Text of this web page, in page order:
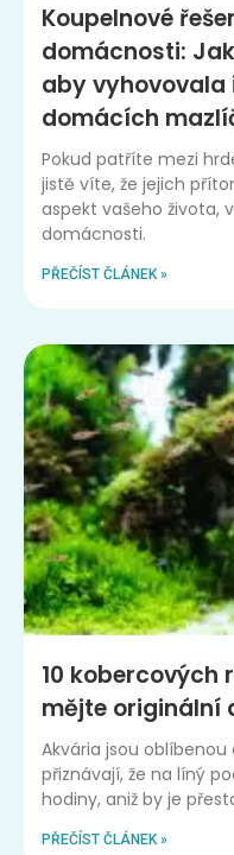
Koupelnové
domácnosti:
aby
domácích
Pokud patříte mezi
jistě víte, že jejich
aspekt vašeho života,
domácnosti.
PŘEČÍST ČLÁNEK »
10 kobercových
mějte originální
Akvária jsou
přiznávají, že na líný
hodiny, aniž by je
PŘEČÍST ČLÁNEK »